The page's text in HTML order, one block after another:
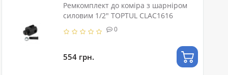
Ремкомплект до коміра з шарніром
силовим 1/2" TOPTUL CLAC1616
0
554 грн.